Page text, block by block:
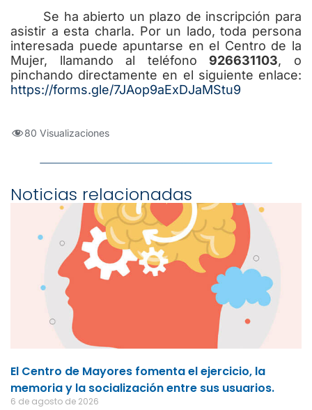
Se ha abierto un plazo de inscripción para
asistir a esta charla. Por un lado, toda persona
interesada puede apuntarse en el Centro de la
Mujer, llamando al teléfono926631103, o
pinchando directamente en el siguiente enlace:
https://forms.gle/7JAop9aExDJaMStu9
80 Visualizaciones
Noticias relacionadas
El Centro de Mayores fomenta el ejercicio, la
memoria y la socialización entre sus usuarios.
6 de agosto de 2026